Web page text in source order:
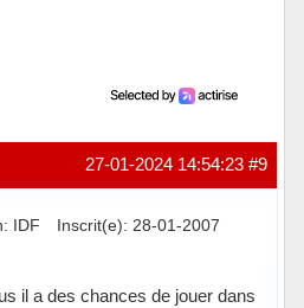
#9
27-01-2024 14:54:23
IDF
Inscrit(e): 28-01-2007
il a des chances de jouer dans